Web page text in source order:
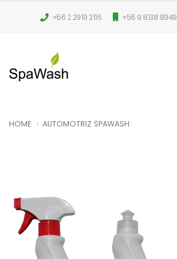
+56 2 2919 2116 +56 9 8138 8949
HOME AUTOMOTRIZ SPAWASH